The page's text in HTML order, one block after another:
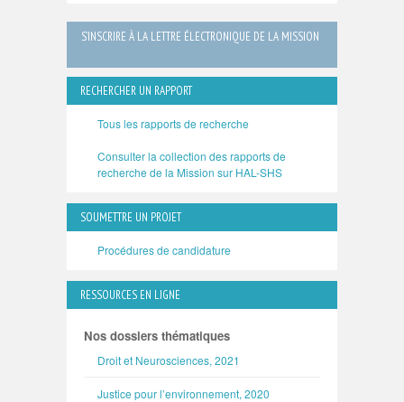
S’INSCRIRE À LA LETTRE ÉLECTRONIQUE DE LA MISSION
RECHERCHER UN RAPPORT
Tous les rapports de recherche
Consulter la collection des rapports de
recherche de la Mission sur HAL-SHS
SOUMETTRE UN PROJET
Procédures de candidature
RESSOURCES EN LIGNE
Nos dossiers thématiques
Droit et Neurosciences, 2021
Justice pour l’environnement, 2020